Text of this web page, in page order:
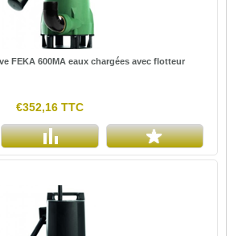
FEKA 600MA eaux chargées avec flotteur
€352,16 TTC